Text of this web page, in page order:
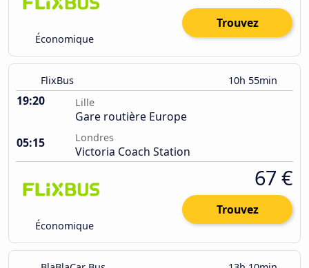
Économique
Trouvez
FlixBus 10h 55min
19:20 Lille
Gare routière Europe
05:15
Londres
Victoria Coach Station
Économique
67 €
Trouvez